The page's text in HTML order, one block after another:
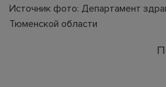
Источник фото: Департамент
Тюменской области